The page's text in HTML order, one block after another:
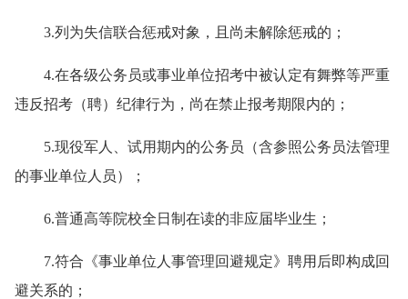
3.列为失信联合惩戒对象，且尚未解除惩戒的；
4.在各级公务员或事业单位招考中被认定有舞弊等严重
违反招考（聘）纪律行为，尚在禁止报考期限内的；
5.现役军人、试用期内的公务员（含参照公务员法管理
的事业单位人员）；
6.普通高等院校全日制在读的非应届毕业生；
7.符合《事业单位人事管理回避规定》聘用后即构成回
避关系的；